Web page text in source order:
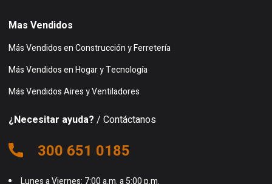
Mas Vendidos
Más Vendidos en Construcción y Ferretería
Más Vendidos en Hogar y Tecnología
Más Vendidos Aires y Ventiladores
¿Necesitar ayuda? / Contáctanos
300 651 0185
Lunes a Viernes: 7:00 a.m. a 5:00 p.m.